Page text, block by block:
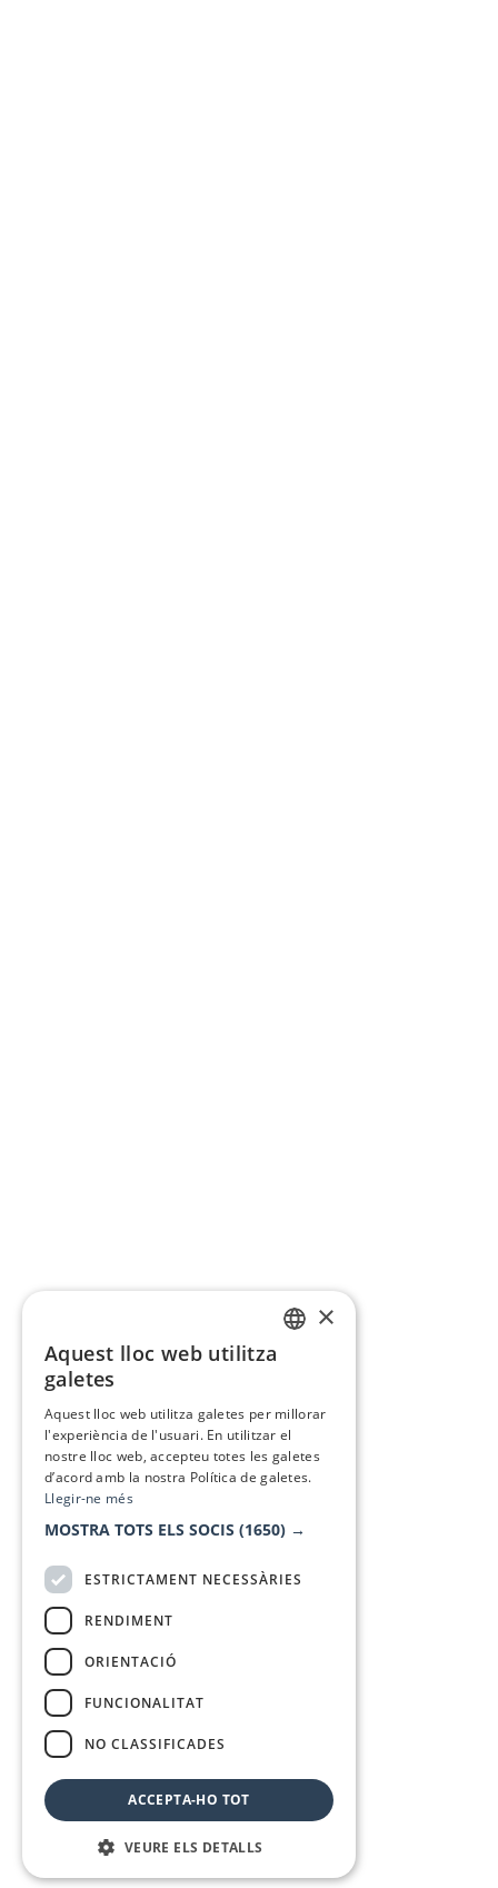
×
Aquest lloc web utilitza
galetes
Aquest lloc web utilitza galetes per millorar
l'experiència de l'usuari. En utilitzar el
nostre lloc web, accepteu totes les galetes
d’acord amb la nostra Política de galetes.
Llegir-ne més
MOSTRA TOTS ELS SOCIS (1650) →
ESTRICTAMENT NECESSÀRIES
RENDIMENT
ORIENTACIÓ
FUNCIONALITAT
NO CLASSIFICADES
ACCEPTA-HO TOT
VEURE ELS DETALLS